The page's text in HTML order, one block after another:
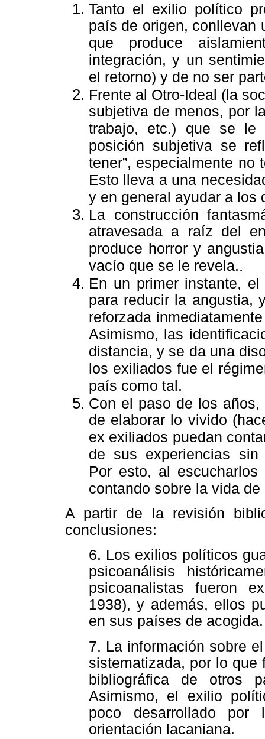
Tanto el exilio político
país de origen, conllevan
que produce
integración, y un
el retorno) y de no ser
Frente al Otro-Ideal (la
subjetiva de menos, por
trabajo, etc.) que se le
posición subjetiva se
tener”, especialmente
Esto lleva a una
y en general ayudar a los
La construcción
atravesada a raíz del
produce horror y
vacío que se le revela..
En un primer instante,
para reducir la angustia,
reforzada
Asimismo, las
distancia, y se da una
los exiliados fue el
país como tal.
Con el paso de los
de elaborar lo vivido
ex exiliados puedan
de sus experiencias sin
Por esto, al
contando sobre la vida
A partir de la revisión
conclusiones:
6. Los exilios políticos
psicoanálisis
psicoanalistas fueron
1938), y además, ellos
en sus países de acogida.
7. La información sobre
sistematizada, por lo que
bibliográfica de otros
Asimismo, el exilio
poco desarrollado por
orientación lacaniana.